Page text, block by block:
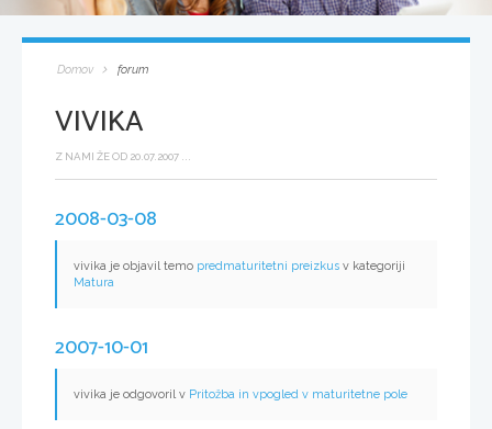
Domov forum
VIVIKA
Z NAMI ŽE OD 20.07.2007 ...
2008-03-08
vivika je objavil temo predmaturitetni preizkus v kategoriji
Matura
2007-10-01
vivika je odgovoril v Pritožba in vpogled v maturitetne pole